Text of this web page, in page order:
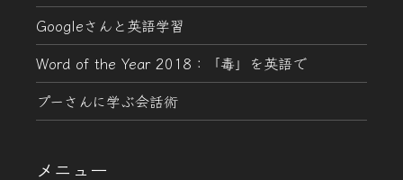
Googleさんと英語学習
Word of the Year 2018：「毒」を英語で
プーさんに学ぶ会話術
メニュー